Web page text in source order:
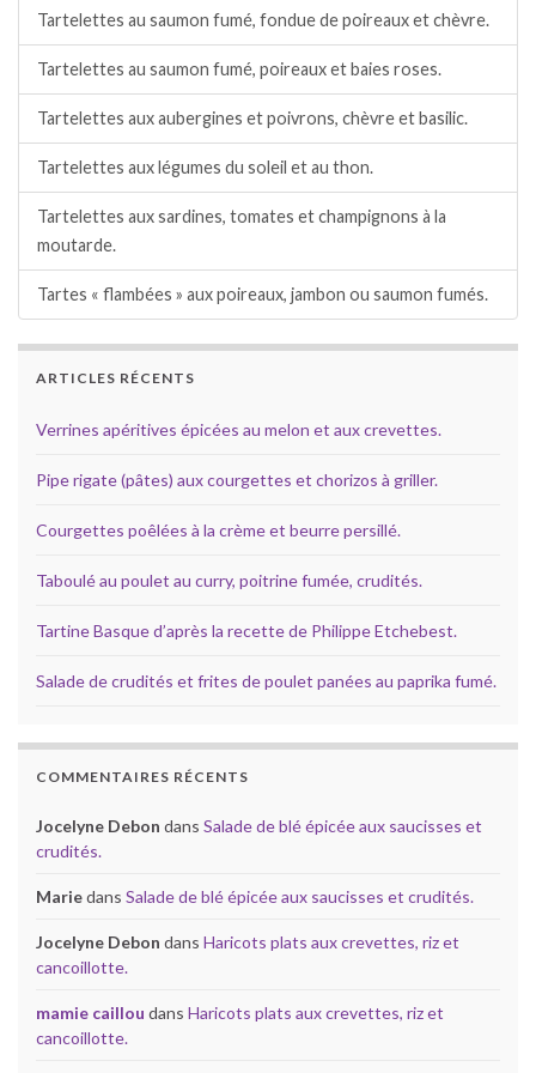
Tartelettes au saumon fumé, fondue de poireaux et chèvre.
Tartelettes au saumon fumé, poireaux et baies roses.
Tartelettes aux aubergines et poivrons, chèvre et basilic.
Tartelettes aux légumes du soleil et au thon.
Tartelettes aux sardines, tomates et champignons à la
moutarde.
Tartes « flambées » aux poireaux, jambon ou saumon fumés.
ARTICLES RÉCENTS
Verrines apéritives épicées au melon et aux crevettes.
Pipe rigate (pâtes) aux courgettes et chorizos à griller.
Courgettes poêlées à la crème et beurre persillé.
Taboulé au poulet au curry, poitrine fumée, crudités.
Tartine Basque d’après la recette de Philippe Etchebest.
Salade de crudités et frites de poulet panées au paprika fumé.
COMMENTAIRES RÉCENTS
Jocelyne Debon dans Salade de blé épicée aux saucisses et
crudités.
Mariedans Salade de blé épicée aux saucisses et crudités.
Jocelyne Debon dans Haricots plats aux crevettes, riz et
cancoillotte.
mamie caillou dans Haricots plats aux crevettes, riz et
cancoillotte.